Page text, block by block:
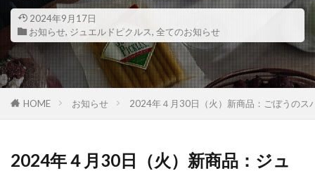
2024年9月17日
お知らせ, ジュエルドピクルス, 全てのお知らせ
HOME お知らせ 2024年４月30日（火）新商品：ごぼうのス
2024年４月30日（火）新商品：ジュ